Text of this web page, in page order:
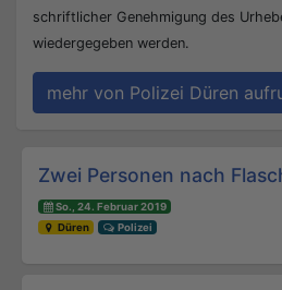
schriftlicher Genehmigung des
wiedergegeben werden.
mehr von Polizei Düren
Beitrags-
Zwei Personen nach
So., 24. Februar 2019
Düren
Polizei